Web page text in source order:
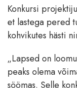
Konkursi
et lastega pered
kohvikutes hästi
„Lapsed on
peaks olema
söömas. Selle